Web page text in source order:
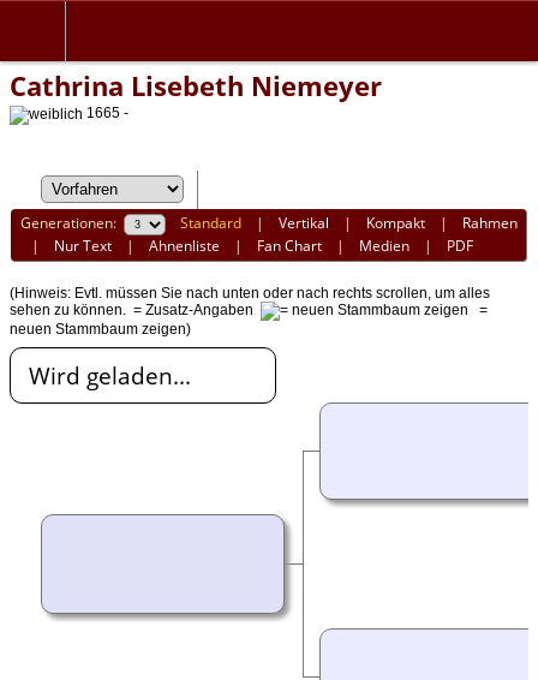
Cathrina Lisebeth Niemeyer
1665 -
Generationen: Standard |Vertikal | Kompakt | Rahmen
| Nur Text |Ahnenliste | Fan Chart | Medien | PDF
(Hinweis: Evtl. müssen Sie nach unten oder nach rechts scrollen, um alles
sehen zu können. = Zusatz-Angaben
=
neuen Stammbaum zeigen)
Wird geladen...